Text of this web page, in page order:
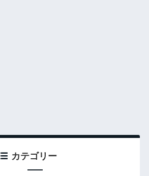
カテゴリー